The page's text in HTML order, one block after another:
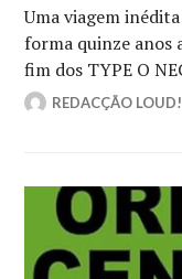
Uma viagem
forma quinze anos
fim dos TYPE O
REDACÇÃO LOUD!